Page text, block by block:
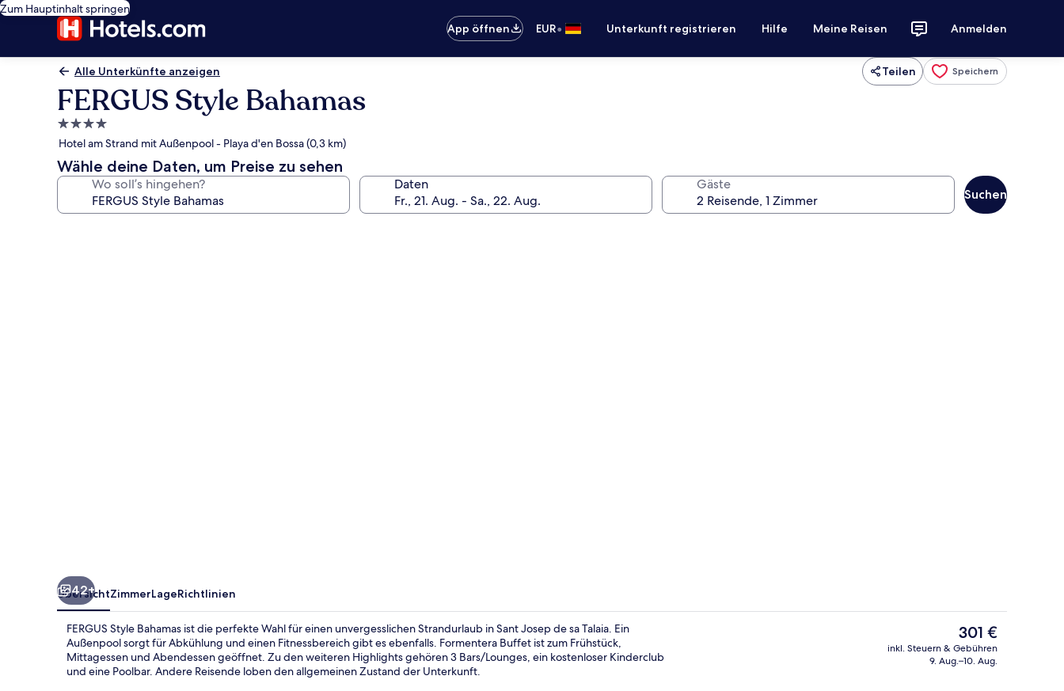
Zum Hauptinhalt springen
App öffnen
EUR• Unterkunft registrieren Hilfe Meine Reisen Anmelden
Alle Unterkünfte anzeigen Teilen Speichern
FERGUS Style Bahamas
4.0-
Sterne-
Unterkunft
Hotel am Strand mit Außenpool - Playa d'en Bossa (0,3 km)
Wähle deine Daten, um Preise zu sehen
Wo soll’s hingehen? Daten Gäste
Suchen
In Strandnähe
42+
ÜbersichtZimmerLageRichtlinien
FERGUS Style Bahamas ist die perfekte Wahl für einen unvergesslichen Strandurlaub in Sant Josep de sa Talaia. Ein
Außenpool sorgt für Abkühlung und einen Fitnessbereich gibt es ebenfalls. Formentera Buffet ist zum Frühstück,
Mittagessen und Abendessen geöffnet. Zu den weiteren Highlights gehören 3 Bars/Lounges, ein kostenloser Kinderclub
und eine Poolbar. Andere Reisende loben den allgemeinen Zustand der Unterkunft.
Der
aktuelle
Preis
301 €
inkl. Steuern & Gebühren
9. Aug.–10. Aug.